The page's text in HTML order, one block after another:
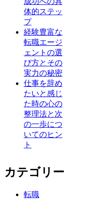
体的ステッ
プ
経験豊富な
転職エージ
ェントの選
び方とその
実力の秘密
仕事を辞め
たいと感じ
た時の心の
整理法と次
の一歩につ
いてのヒン
ト
カテゴリー
転職